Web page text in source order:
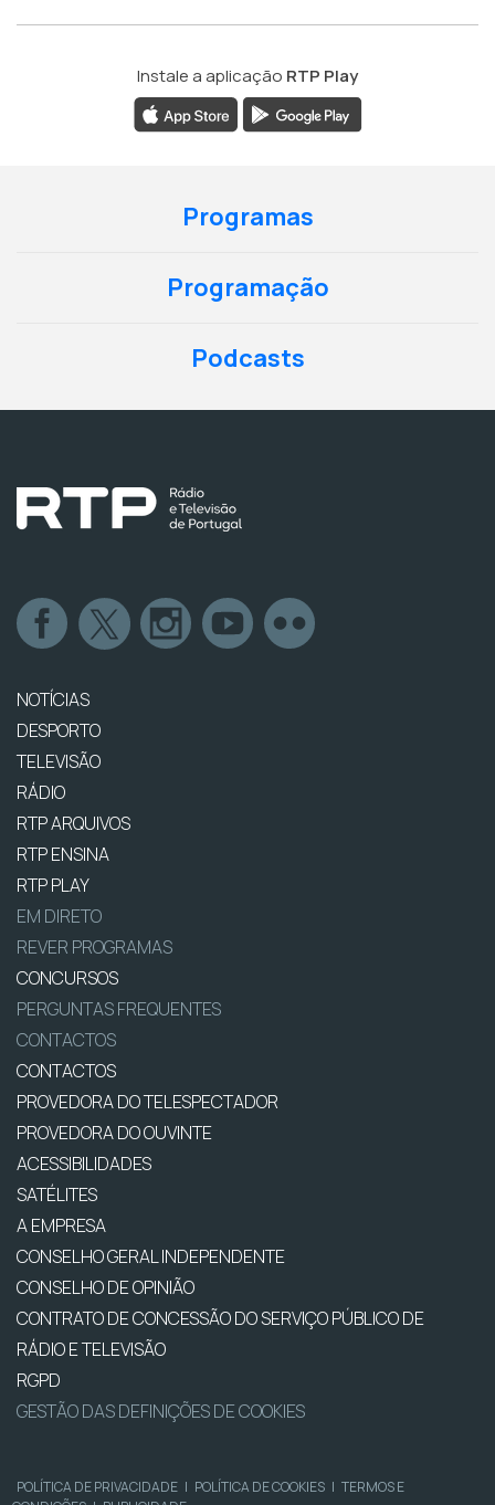
Instale a aplicação RTP Play
Programas
Programação
Podcasts
NOTÍCIAS
DESPORTO
TELEVISÃO
RÁDIO
RTP ARQUIVOS
RTP ENSINA
RTP PLAY
EM DIRETO
REVER PROGRAMAS
CONCURSOS
PERGUNTAS FREQUENTES
CONTACTOS
CONTACTOS
PROVEDORA DO TELESPECTADOR
PROVEDORA DO OUVINTE
ACESSIBILIDADES
SATÉLITES
A EMPRESA
CONSELHO GERAL INDEPENDENTE
CONSELHO DE OPINIÃO
CONTRATO DE CONCESSÃO DO SERVIÇO PÚBLICO DE
RÁDIO E TELEVISÃO
RGPD
GESTÃO DAS DEFINIÇÕES DE COOKIES
POLÍTICA DE PRIVACIDADE | POLÍTICA DE COOKIES | TERMOS E